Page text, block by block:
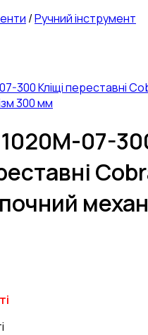
/Ручний інструмент
07-